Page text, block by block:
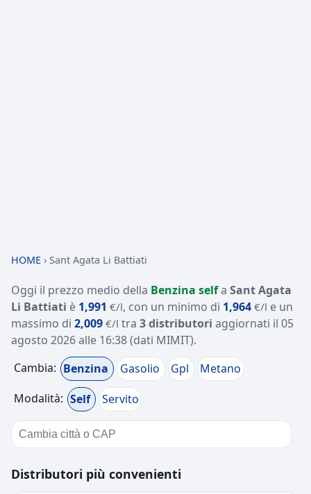
HOME › Sant Agata Li Battiati
Oggi il prezzo medio della Benzina selfa Sant Agata
Li Battiati è 1,991 €/l, con un minimo di 1,964 €/l e un
massimo di 2,009 €/l tra 3 distributori aggiornati il 05
agosto 2026 alle 16:38(dati MIMIT).
Cambia: Benzina Gasolio Gpl
Metano
Modalità: Self Servito
Distributori più convenienti